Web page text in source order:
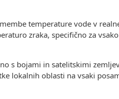
temperature vode v
zraka, specifično za
s bojami in satelitskimi
lokalnih oblasti na vsaki